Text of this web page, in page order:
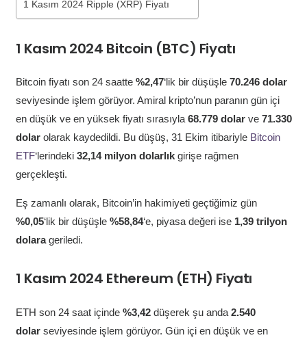
1 Kasım 2024 Ripple (XRP) Fiyatı
1 Kasım 2024 Bitcoin (BTC) Fiyatı
Bitcoin fiyatı son 24 saatte %2,47‘lik bir düşüşle 70.246 dolar
seviyesinde işlem görüyor. Amiral kripto’nun paranın gün içi
en düşük ve en yüksek fiyatı sırasıyla 68.779 dolar ve71.330
dolarolarak kaydedildi. Bu düşüş, 31 Ekim itibariyle Bitcoin
ETF‘lerindeki 32,14 milyon dolarlıkgirişe rağmen
gerçekleşti.
Eş zamanlı olarak, Bitcoin’in hakimiyeti geçtiğimiz gün
%0,05‘lik bir düşüşle %58,84‘e, piyasa değeri ise 1,39 trilyon
dolarageriledi.
1 Kasım 2024 Ethereum (ETH) Fiyatı
ETH son 24 saat içinde %3,42düşerek şu anda 2.540
dolarseviyesinde işlem görüyor. Gün içi en düşük ve en